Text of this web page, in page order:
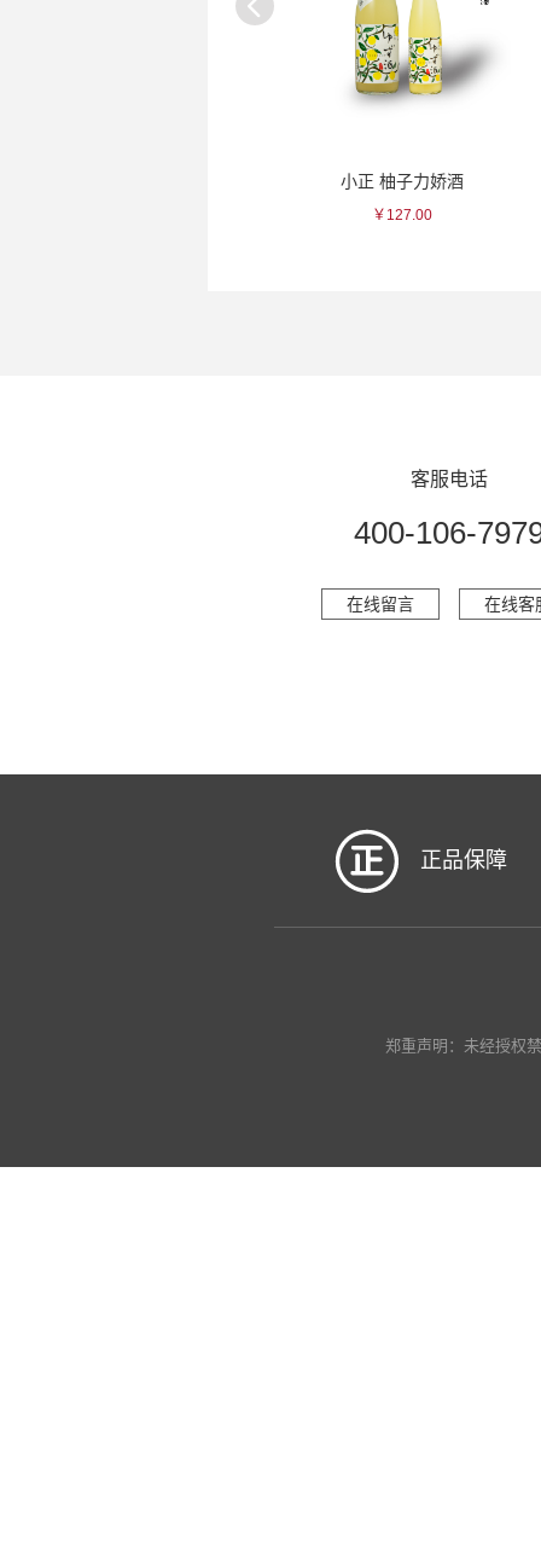
小正 柚子力娇酒
￥127.00
客服电话
400-106-
在线留言 在线客
正品保障
郑重声明：未经授权